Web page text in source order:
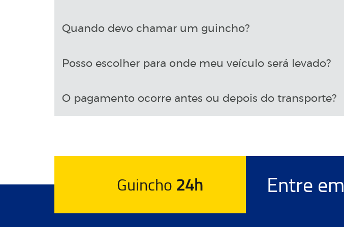
Quando devo chamar um guincho?
Posso escolher para onde meu veículo será levado?
O pagamento ocorre antes ou depois do transporte?
Guincho 24h Entre em